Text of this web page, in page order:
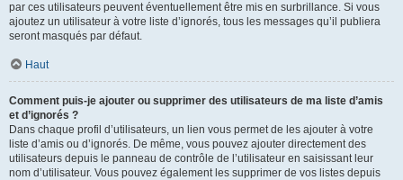
par ces utilisateurs peuvent éventuellement être mis en surbrillance. Si vous
ajoutez un utilisateur à votre liste d’ignorés, tous les messages qu’il publiera
seront masqués par défaut.
Haut
Comment puis-je ajouter ou supprimer des utilisateurs de ma liste d’amis
et d’ignorés ?
Dans chaque profil d’utilisateurs, un lien vous permet de les ajouter à votre
liste d’amis ou d’ignorés. De même, vous pouvez ajouter directement des
utilisateurs depuis le panneau de contrôle de l’utilisateur en saisissant leur
nom d’utilisateur. Vous pouvez également les supprimer de vos listes depuis